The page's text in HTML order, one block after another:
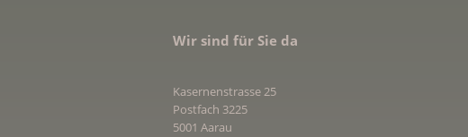
Wir sind für Sie da
Kasernenstrasse 25
Postfach 3225
5001 Aarau